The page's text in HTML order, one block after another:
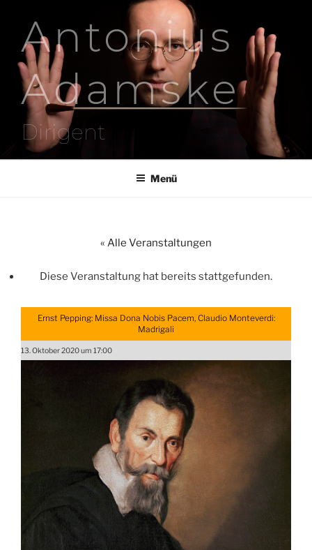
springenAntonius
Adamske
Dirigent
Menü
« Alle Veranstaltungen
Diese Veranstaltung hat bereits stattgefunden.
Ernst Pepping: Missa Dona Nobis Pacem, Claudio Monteverdi:
Madrigali
13. Oktober 2020 um 17:00